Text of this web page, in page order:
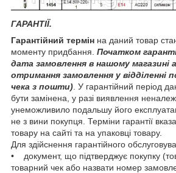
ГАРАНТІЇ.
Гарантійний термін на даний товар
моменту придбання. Початком
дата замовлення в нашому магазині
отримання замовлення у відділенні
чека з пошти) . У гарантійний період
бути замінена, у разі виявлення
унеможливило подальшу його
не з вини покупця. Терміни гарантії
товару на сайті та на упаковці товару.
Для здійснення гарантійного
• документ, що підтверджує покупку
товарний чек або назвати номер